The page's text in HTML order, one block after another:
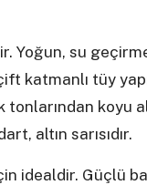
Yoğun, su
katmanlı tüy
koyu
altın sarısıdır.
idealdir. Güçlü